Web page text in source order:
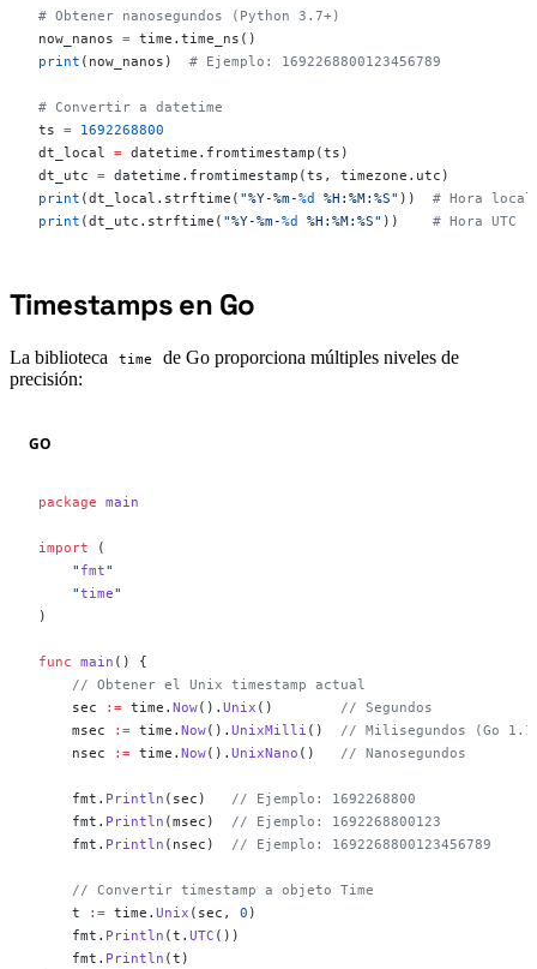
# Obtener nanosegundos (Python 3.7+)
now_nanos = time.time_ns()
print (now_nanos) # Ejemplo: 1692268800123456789
# Convertir a datetime
ts = 1692268800
dt_local = datetime.fromtimestamp(ts)
dt_utc = datetime.fromtimestamp(ts, timezone.utc)
print (dt_local.strftime( "%Y-%m-%d %H:%M:%S" )) # Hora local
print (dt_utc.strftime( "%Y-%m-%d %H:%M:%S" )) # Hora UTC
#
Timestamps en Go
La biblioteca time
de Go proporciona múltiples niveles de
precisión:
GO
package main
import (
    "
fmt"
    "
time"
)
func main () {
    // Obtener el Unix timestamp actual
    sec
:= time. Now(). Unix () // Segundos
    msec
:= time. Now(). UnixMilli () // Milisegundos (Go
    nsec
:= time. Now(). UnixNano () // Nanosegundos
    fmt.
Println (sec) // Ejemplo: 1692268800
    fmt.
Println (msec) // Ejemplo: 1692268800123
    fmt.
Println (nsec) // Ejemplo: 1692268800123456789
    // Convertir timestamp a objeto Time
    t
:= time. Unix (sec, 0 )
    fmt.
Println (t. UTC ())
    fmt.
Println (t)